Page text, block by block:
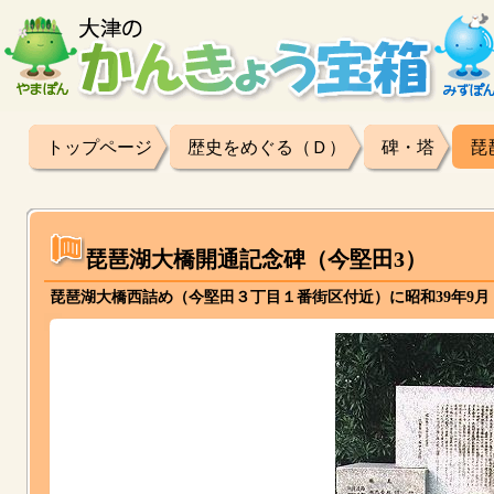
トップページ 歴史をめぐる（Ｄ） 碑・塔 琵
琵琶湖大橋開通記念碑（今堅田3）
琵琶湖大橋西詰め（今堅田３丁目１番街区付近）に昭和39年9